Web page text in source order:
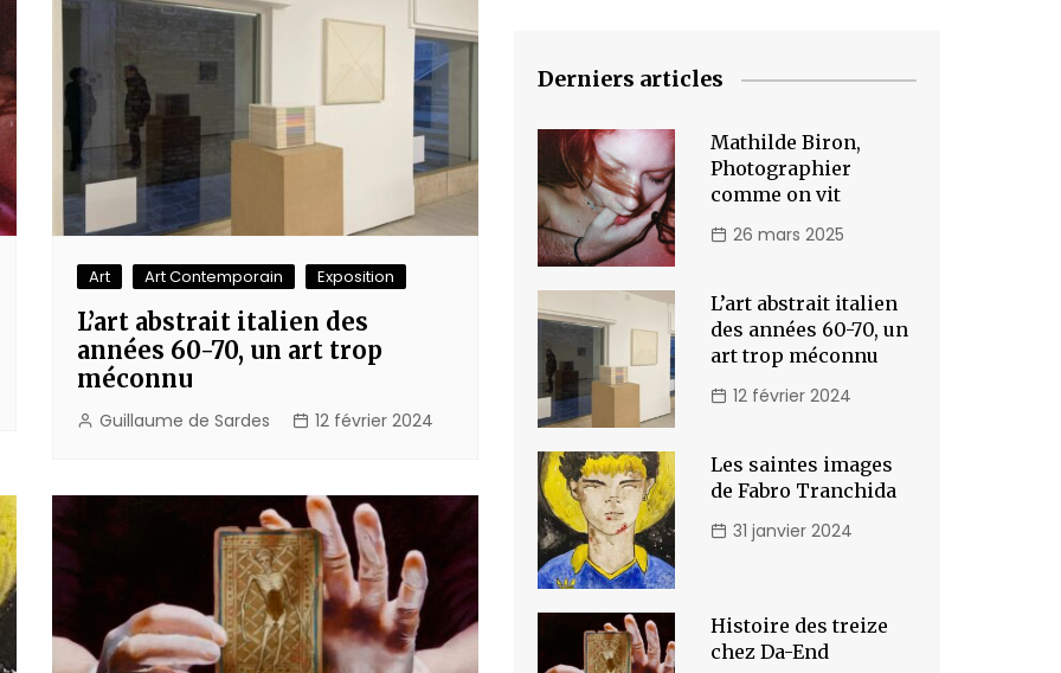
Art Art Contemporain Exposition
L’art abstrait italien des
années 60-70, un art trop
méconnu
Guillaume de Sardes 12 février 2024
Derniers articles
Mathilde Biron,
Photographier
comme on vit
26 mars 2025
L’art abstrait italien
des années 60-70, un
art trop méconnu
12 février 2024
Les saintes images
de Fabro Tranchida
31 janvier 2024
Histoire des treize
chez Da-End